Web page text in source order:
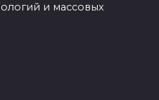
и массовых